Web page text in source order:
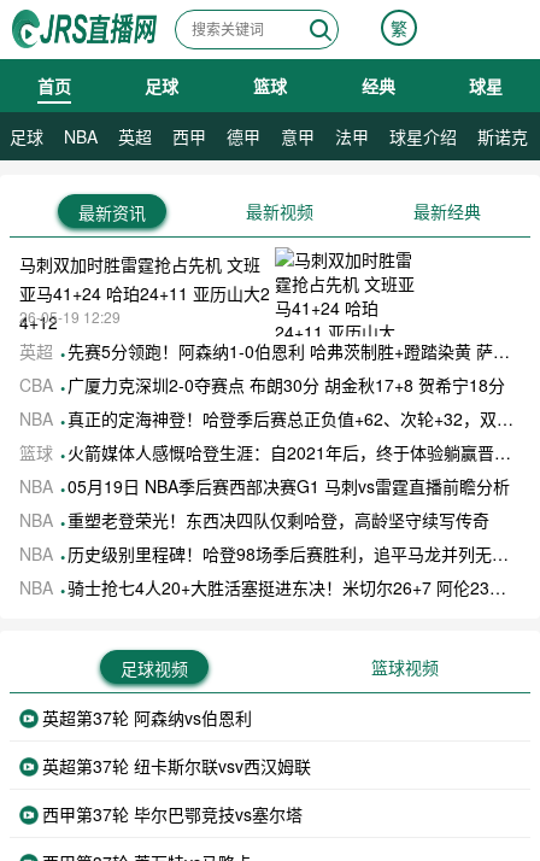
繁
首页 足球 篮球 经典 球星
足球 NBA 英超 西甲 德甲 意甲 法甲 球星介绍 斯诺克
最新资讯 最新视频 最新经典
马刺双加时胜雷霆抢占先机 文班
亚马41+24 哈珀24+11 亚历山大2
4+12
26-05-19 12:29
英超
先赛5分领跑！阿森纳1-0伯恩利 哈弗茨制胜+蹬踏染黄 萨卡献助攻
CBA
广厦力克深圳2-0夺赛点 布朗30分 胡金秋17+8 贺希宁18分
NBA 真正的定海神登！哈登季后赛总正负值+62、次轮+32，双数据领跑骑士全队
篮球
火箭媒体人感慨哈登生涯：自2021年后，终于体验躺赢晋级滋味
NBA 05月19日 NBA季后赛西部决赛G1 马刺vs雷霆直播前瞻分析
NBA 重塑老登荣光！东西决四队仅剩哈登，高龄坚守续写传奇
NBA
历史级别里程碑！哈登98场季后赛胜利，追平马龙并列无冠球员历史第一
NBA 骑士抢七4人20+大胜活塞挺进东决！米切尔26+7 阿伦23分 梅里尔23分 詹金斯17分
足球视频 篮球视频
英超第37轮 阿森纳vs伯恩利
英超第37轮 纽卡斯尔联vsv西汉姆联
西甲第37轮 毕尔巴鄂竞技vs塞尔塔
08月09日 星期日